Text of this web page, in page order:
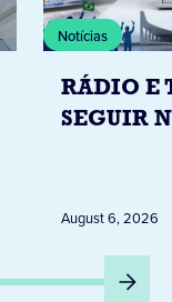
Notícias
RÁDIO E
SEGUIR
DESTA
August 6, 2026